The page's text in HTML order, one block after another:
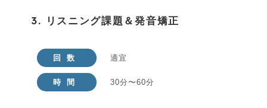
3. リスニング課題＆発音矯正
回数 適宜
時間 30分〜60分